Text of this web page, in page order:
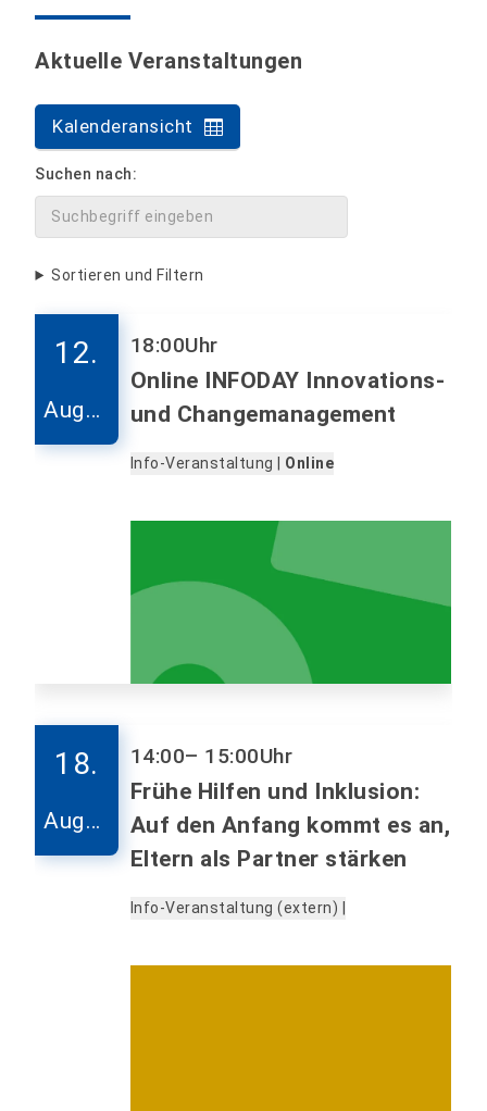
Aktuelle Veranstaltungen
Kalenderansicht
Suchen nach:
Sortieren und Filtern
12.
Augus
t
18:00Uhr
Online INFODAY Innovations-
und Changemanagement
Info-Veranstaltung | Online
18.
Augus
t
14:00– 15:00Uhr
Frühe Hilfen und Inklusion:
Auf den Anfang kommt es an,
Eltern als Partner stärken
Info-Veranstaltung (extern) |